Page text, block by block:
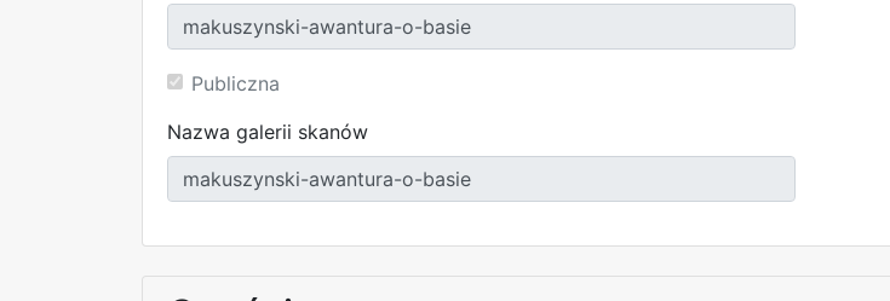
Publiczna
Nazwa galerii skanów